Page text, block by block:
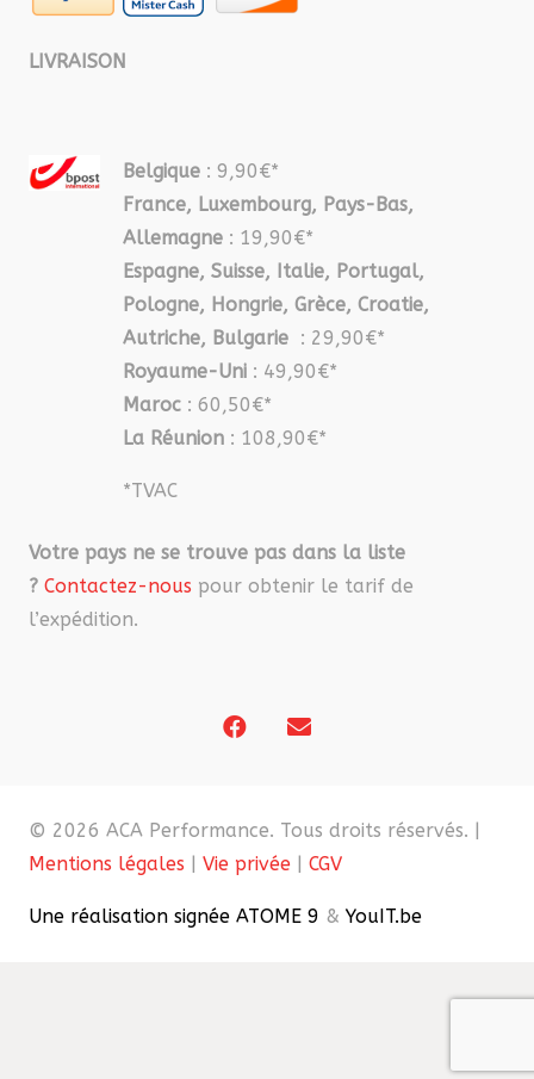
LIVRAISON
Belgique : 9,90€*
France, Luxembourg, Pays-Bas,
Allemagne : 19,90€*
Espagne, Suisse, Italie, Portugal,
Pologne, Hongrie, Grèce, Croatie,
Autriche, Bulgarie : 29,90€*
Royaume-Uni : 49,90€*
Maroc : 60,50€*
La Réunion : 108,90€*
*TVAC
Votre pays ne se trouve pas dans la liste
? Contactez-nous pour obtenir le tarif de
l’expédition.
© 2026 ACA Performance. Tous droits réservés. |
Mentions légales | Vie privée | CGV
Une réalisation signée ATOME 9 & YouIT.be